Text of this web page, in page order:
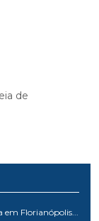
de
em Florianópolis...